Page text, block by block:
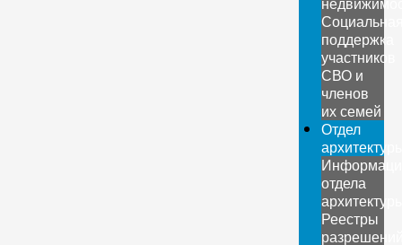
поддержка
участников
СВО и
членов
их семей
Отдел
отдела
Реестры